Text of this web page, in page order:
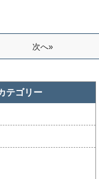
次へ»
テゴリー